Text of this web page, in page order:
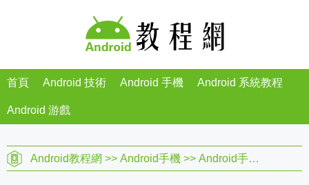
首頁 Android 技術 Android 手機 Android 系統教程
Android 游戲
Android教程網 >> Android手機 >> Android手機問答